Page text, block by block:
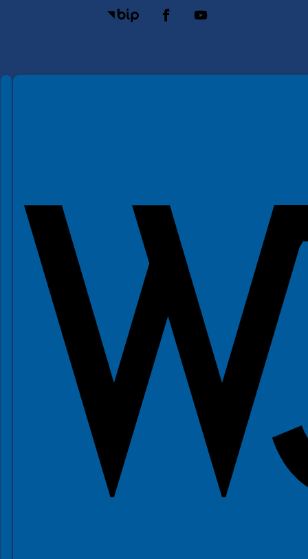
Spełniamy standardy WCAG 2.2
Spełniamy standardy W3C